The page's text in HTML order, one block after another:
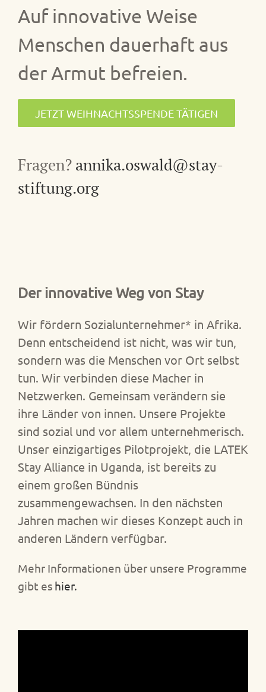
Auf innovative Weise
Menschen dauerhaft aus
der Armut befreien.
JETZT WEIHNACHTSSPENDE TÄTIGEN
Fragen? annika.oswald@stay-
stiftung.org
Der innovative Weg von Stay
Wir fördern Sozialunternehmer* in Afrika.
Denn entscheidend ist nicht, was wir tun,
sondern was die Menschen vor Ort selbst
tun. Wir verbinden diese Macher in
Netzwerken. Gemeinsam verändern sie
ihre Länder von innen. Unsere Projekte
sind sozial und vor allem unternehmerisch.
Unser einzigartiges Pilotprojekt, die LATEK
Stay Alliance in Uganda, ist bereits zu
einem großen Bündnis
zusammengewachsen. In den nächsten
Jahren machen wir dieses Konzept auch in
anderen Ländern verfügbar.
Mehr Informationen über unsere Programme
gibt es hier.